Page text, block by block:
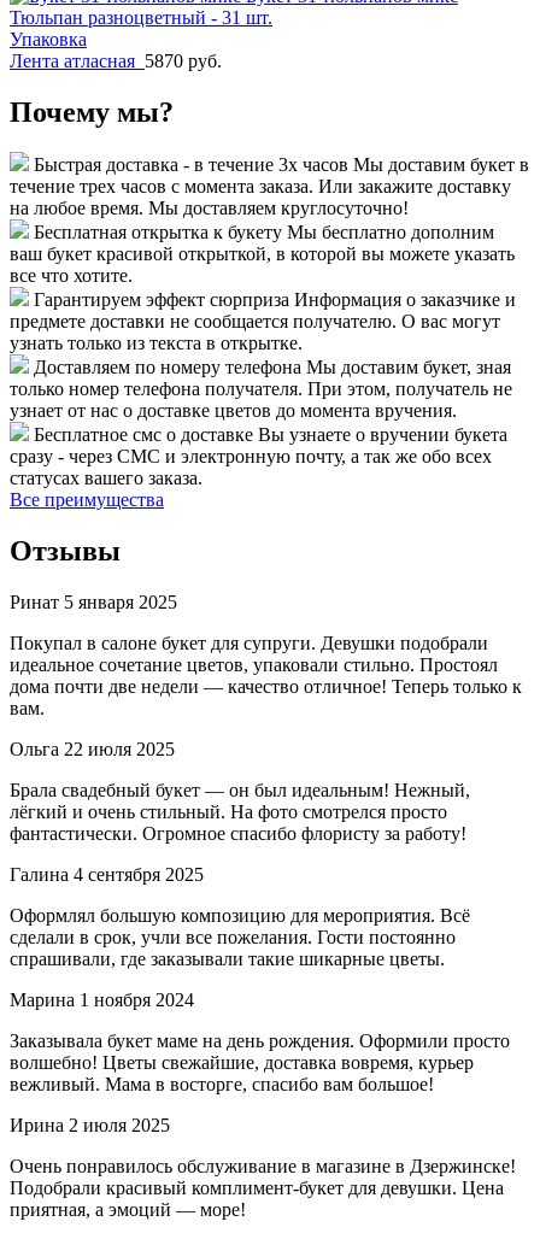
Тюльпан разноцветный - 31 шт.
Упаковка
Лента атласная 5870 руб.
Почему мы?
Быстрая доставка - в течение 3х часов Мы доставим букет в
течение трех часов с момента заказа. Или закажите доставку
на любое время. Мы доставляем круглосуточно!
Бесплатная открытка к букету Мы бесплатно дополним
ваш букет красивой открыткой, в которой вы можете указать
все что хотите.
Гарантируем эффект сюрприза Информация о заказчике и
предмете доставки не сообщается получателю. О вас могут
узнать только из текста в открытке.
Доставляем по номеру телефона Мы доставим букет, зная
только номер телефона получателя. При этом, получатель не
узнает от нас о доставке цветов до момента вручения.
Бесплатное смс о доставке Вы узнаете о вручении букета
сразу - через СМС и электронную почту, а так же обо всех
статусах вашего заказа.
Все преимущества
Отзывы
Ринат 5 января 2025
Покупал в салоне букет для супруги. Девушки подобрали
идеальное сочетание цветов, упаковали стильно. Простоял
дома почти две недели — качество отличное! Теперь только к
вам.
Ольга 22 июля 2025
Брала свадебный букет — он был идеальным! Нежный,
лёгкий и очень стильный. На фото смотрелся просто
фантастически. Огромное спасибо флористу за работу!
Галина 4 сентября 2025
Оформлял большую композицию для мероприятия. Всё
сделали в срок, учли все пожелания. Гости постоянно
спрашивали, где заказывали такие шикарные цветы.
Марина 1 ноября 2024
Заказывала букет маме на день рождения. Оформили просто
волшебно! Цветы свежайшие, доставка вовремя, курьер
вежливый. Мама в восторге, спасибо вам большое!
Ирина 2 июля 2025
Очень понравилось обслуживание в магазине в Дзержинске!
Подобрали красивый комплимент-букет для девушки. Цена
приятная, а эмоций — море!